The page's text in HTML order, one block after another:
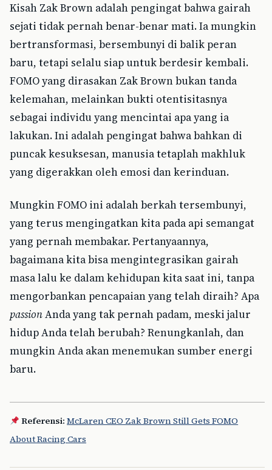
Kisah Zak Brown adalah pengingat bahwa gairah
sejati tidak pernah benar-benar mati. Ia mungkin
bertransformasi, bersembunyi di balik peran
baru, tetapi selalu siap untuk berdesir kembali.
FOMO yang dirasakan Zak Brown bukan tanda
kelemahan, melainkan bukti otentisitasnya
sebagai individu yang mencintai apa yang ia
lakukan. Ini adalah pengingat bahwa bahkan di
puncak kesuksesan, manusia tetaplah makhluk
yang digerakkan oleh emosi dan kerinduan.
Mungkin FOMO ini adalah berkah tersembunyi,
yang terus mengingatkan kita pada api semangat
yang pernah membakar. Pertanyaannya,
bagaimana kita bisa mengintegrasikan gairah
masa lalu ke dalam kehidupan kita saat ini, tanpa
mengorbankan pencapaian yang telah diraih? Apa
passionAnda yang tak pernah padam, meski jalur
hidup Anda telah berubah? Renungkanlah, dan
mungkin Anda akan menemukan sumber energi
baru.
Referensi: McLaren CEO Zak Brown Still Gets FOMO
About Racing Cars